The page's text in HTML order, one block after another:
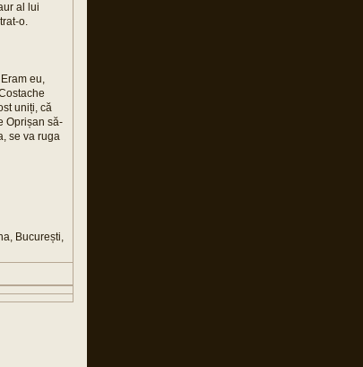
al lui
o.
eu,
uniți, că
Oprișan să-
se va ruga
București,